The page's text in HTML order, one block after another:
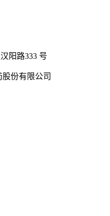
阳路333 号
份有限公司